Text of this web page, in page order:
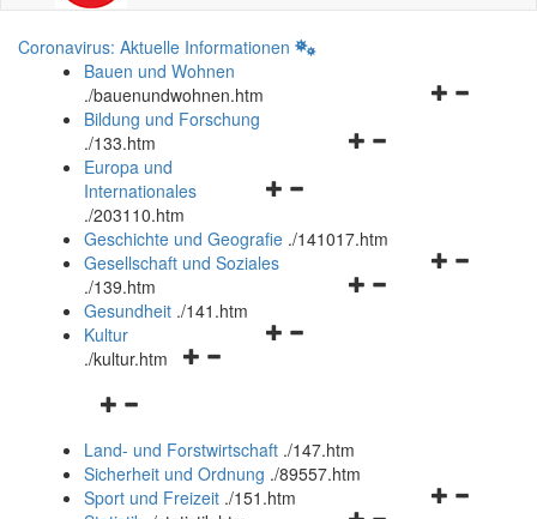
Coronavirus: Aktuelle Informationen
Bauen und Wohnen
./bauenundwohnen.htm
Navigationsmenü
Bildung und Forschung
./133.htm
Navigationsmenü
und
schließen
Europa und
Internationales
./203110.htm
Geschichte und Geografie ./141017.htm
Navigationsmenü
Gesellschaft und Soziales
./139.htm
Navigationsmenü
Gesundheit ./141.htm
Navigationsmenü
Kultur
./kultur.htm
Navigationsmenü
und
schließen
Land- und Forstwirtschaft ./147.htm
Sicherheit und Ordnung ./89557.htm
Sport und Freizeit ./151.htm